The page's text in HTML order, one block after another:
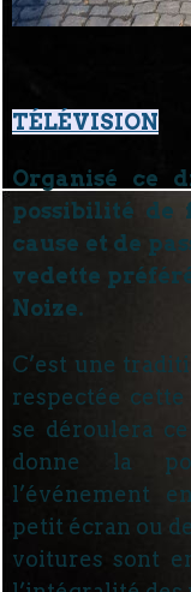
TÉLÉVISION
Organisé ce
possibilité de
cause et de
vedette
Noize.
C’est une
respectée
se déroulera
donne la
l’événement
petit écran ou
voitures sont